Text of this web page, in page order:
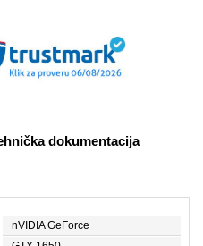
dokumentacija
nVIDIA GeForce